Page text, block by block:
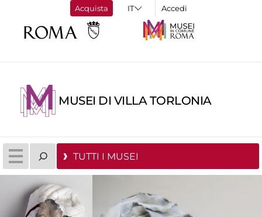
Acquista Accedi
MUSEI DI VILLA TORLONIA
TUTTI I MUSEI